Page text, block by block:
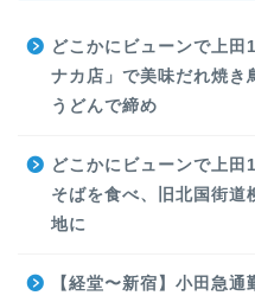
どこかにビューンで上
ナカ店」で美味だれ焼き
うどんで締め
どこかにビューンで上
そばを食べ、旧北国街道
地に
【経堂〜新宿】小田急